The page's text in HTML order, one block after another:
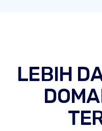
LEBIH